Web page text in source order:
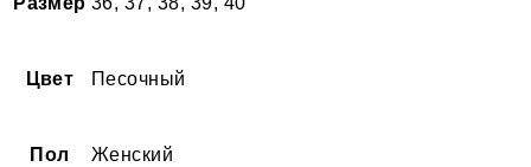
Цвет Песочный
Пол Женский